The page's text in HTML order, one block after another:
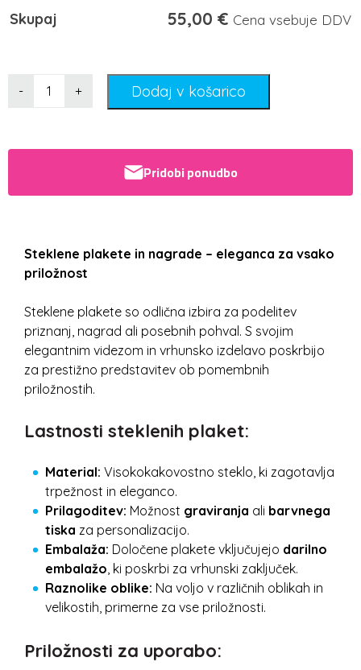
Skupaj 55,00 € Cena vsebuje DDV
- + Dodaj v košarico
Pridobi ponudbo
Steklene plakete in nagrade – eleganca za vsako
priložnost
Steklene plakete so odlična izbira za podelitev
priznanj, nagrad ali posebnih pohval. S svojim
elegantnim videzom in vrhunsko izdelavo poskrbijo
za prestižno predstavitev ob pomembnih
priložnostih.
Lastnosti steklenih plaket:
Material: Visokokakovostno steklo, ki zagotavlja
trpežnost in eleganco.
Prilagoditev: Možnost graviranja ali barvnega
tiska za personalizacijo.
Embalaža: Določene plakete vključujejo darilno
embalažo, ki poskrbi za vrhunski zaključek.
Raznolike oblike: Na voljo v različnih oblikah in
velikostih, primerne za vse priložnosti.
Priložnosti za uporabo: